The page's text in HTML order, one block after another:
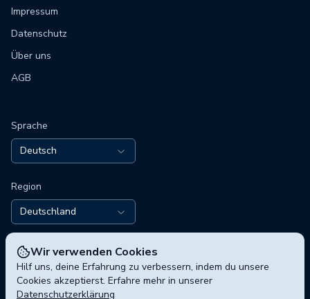
Wir verwenden Cookies
Hilf uns, deine Erfahrung zu verbessern, indem du unsere
Cookies akzeptierst. Erfahre mehr in unserer
Datenschutzerklärung
Impressum
Datenschutz
Über uns
AGB
Sprache
Deutsch
Region
Deutschland